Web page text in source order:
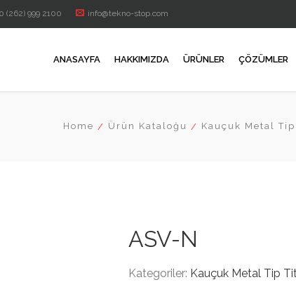
(262) 999 2100 info@tekno-stop.com
ANASAYFA HAKKIMIZDA ÜRÜNLER ÇÖZÜMLER
Home Ürün Kataloğu Kauçuk Metal
ASV-N
Kategoriler: Kauçuk Metal Tip